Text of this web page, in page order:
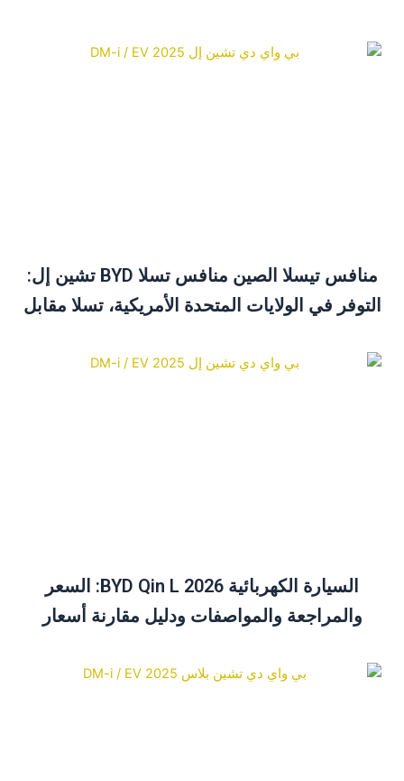
منافس تيسلا الصين منافس تسلا BYD تشين إل:
في الولايات المتحدة الأمريكية، تسلا مقابل
السيارة الكهربائية BYD Qin L 2026: السعر
والمراجعة والمواصفات ودليل مقارنة أسعار